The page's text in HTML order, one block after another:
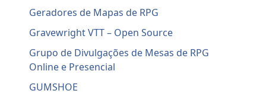
Geradores de Mapas de RPG
Gravewright VTT – Open Source
Grupo de Divulgações de Mesas de RPG
Online e Presencial
GUMSHOE